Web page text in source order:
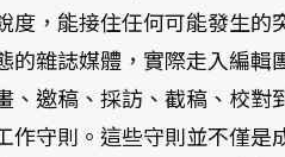
度，能接住任何可能發生
的雜誌媒體，實際走入編輯
、邀稿、採訪、截稿、校對
作守則。這些守則並不僅是